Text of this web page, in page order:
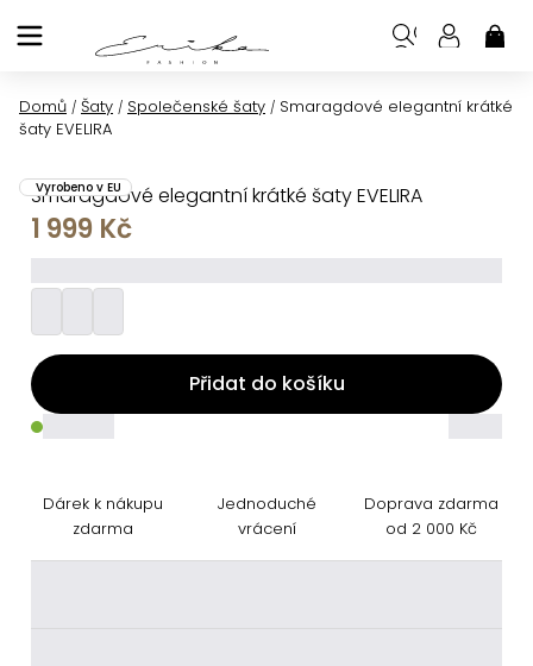
na
Domů / Šaty / Společenské šaty / Smaragdové elegantní krátké
šaty EVELIRA
Smaragdové elegantní krátké šaty EVELIRA
Vyrobeno v EU
1 999 Kč
Přidat do košíku
Dárek k nákupu
zdarma
Jednoduché
vrácení
Doprava zdarma
od 2 000 Kč